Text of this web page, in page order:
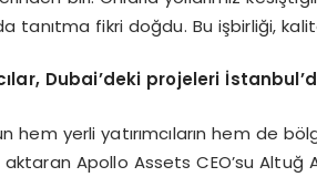
tanıtma fikri doğdu. Bu işbirliği,
Dubai’deki projeleri
hem yerli yatırımcıların hem de
Apollo Assets CEO’su